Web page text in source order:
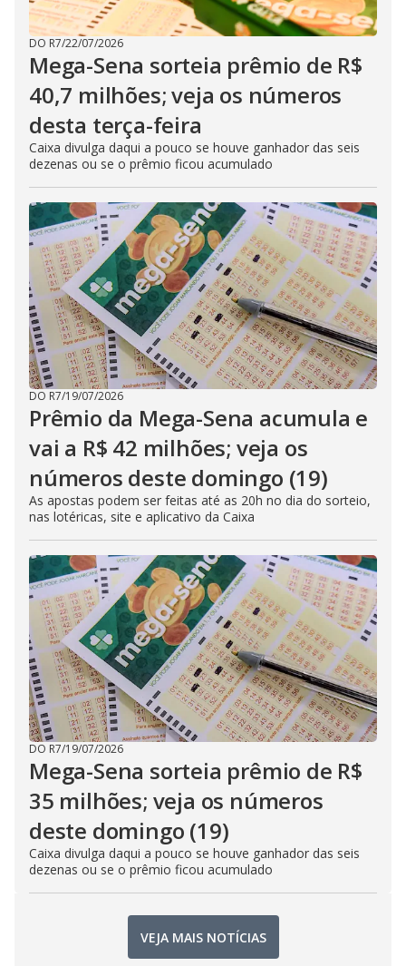
DO R7/22/07/2026
Mega-Sena sorteia prêmio de R$
40,7 milhões; veja os números
desta terça-feira
Caixa divulga daqui a pouco se houve ganhador das seis
dezenas ou se o prêmio ficou acumulado
DO R7/19/07/2026
Prêmio da Mega-Sena acumula e
vai a R$ 42 milhões; veja os
números deste domingo (19)
As apostas podem ser feitas até as 20h no dia do sorteio,
nas lotéricas, site e aplicativo da Caixa
DO R7/19/07/2026
Mega-Sena sorteia prêmio de R$
35 milhões; veja os números
deste domingo (19)
Caixa divulga daqui a pouco se houve ganhador das seis
dezenas ou se o prêmio ficou acumulado
VEJA MAIS NOTÍCIAS